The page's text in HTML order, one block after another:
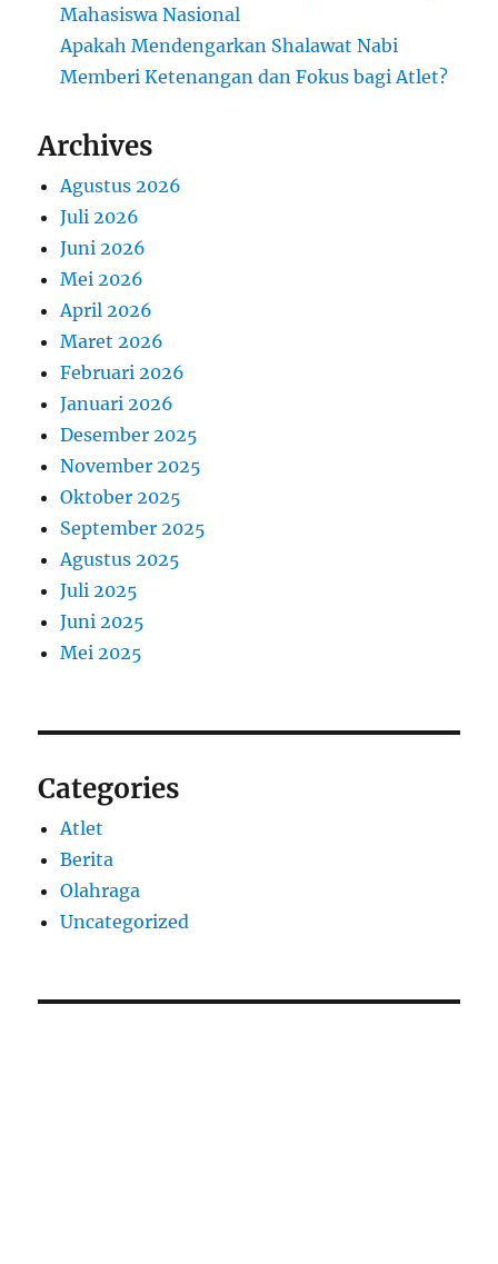
Mahasiswa Nasional
Apakah Mendengarkan Shalawat Nabi
Memberi Ketenangan dan Fokus bagi Atlet?
Archives
Agustus 2026
Juli 2026
Juni 2026
Mei 2026
April 2026
Maret 2026
Februari 2026
Januari 2026
Desember 2025
November 2025
Oktober 2025
September 2025
Agustus 2025
Juli 2025
Juni 2025
Mei 2025
Categories
Atlet
Berita
Olahraga
Uncategorized